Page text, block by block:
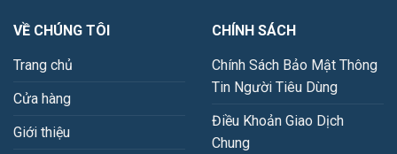
VỀ CHÚNG TÔI
Trang chủ
Cửa hàng
Giới thiệu
CHÍNH SÁCH
Chính Sách Bảo Mật Thông
Tin Người Tiêu Dùng
Điều Khoản Giao Dịch
Chung